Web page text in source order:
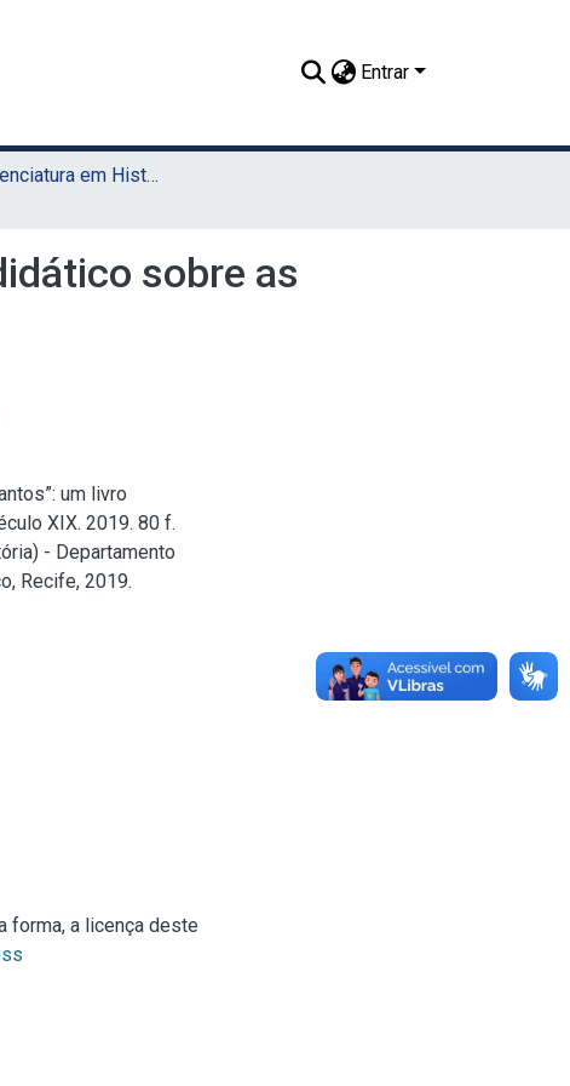
Entrar
TCC - Licenciatura em História (Sede)
sobre as
um livro
XIX. 2019. 80 f.
- Departamento
Recife, 2019.
forma, a licença deste